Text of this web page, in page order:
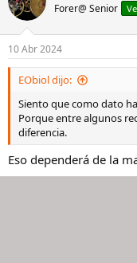
Forer@ Senior
10 Abr 2024
EObiol dijo:
Siento que como dato
Porque entre algunos
diferencia.
Eso dependerá de la